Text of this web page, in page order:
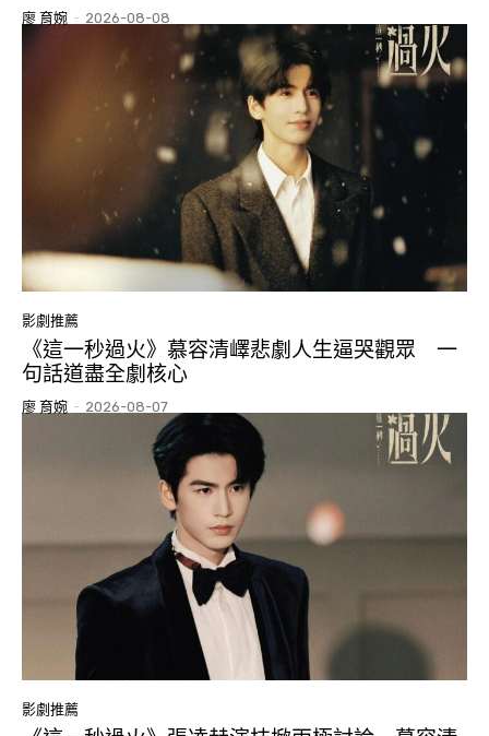
廖 育婉 - 2026-08-08
影劇推薦
《這一秒過火》慕容清嶧悲劇人生逼哭觀眾 一
句話道盡全劇核心
廖 育婉 - 2026-08-07
影劇推薦